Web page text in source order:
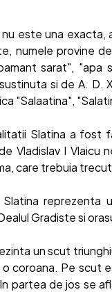
nu este una
numele provine
sarat", "apa
si de A. D.
"Salaatina",
Slatina a fost
Vladislav I Vlaicu
care trebuia
Slatina
Gradiste si
un scut
coroana. Pe scut
partea de jos se